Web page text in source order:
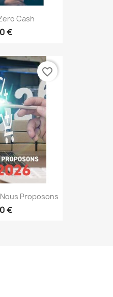
Cash
€
Proposons
€
favorite_border